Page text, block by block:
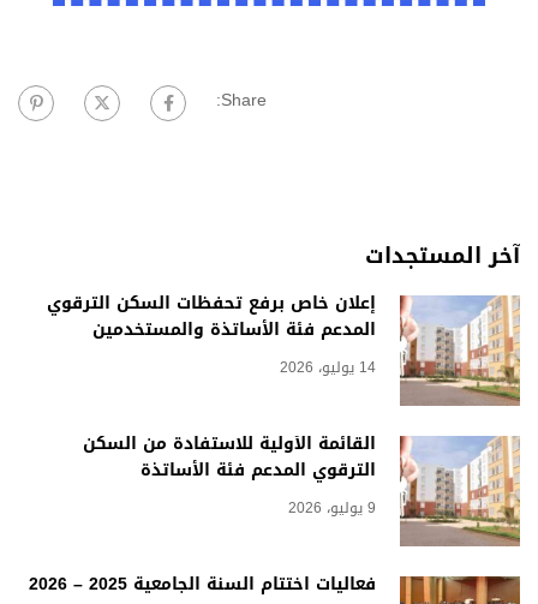
Share:
آخر المستجدات
إعلان خاص برفع تحفظات السكن الترقوي
المدعم فئة الأساتذة والمستخدمين
14 يوليو، 2026
القائمة الأولية للاستفادة من السكن
الترقوي المدعم فئة الأساتذة
9 يوليو، 2026
فعاليات اختتام السنة الجامعية 2025 – 2026